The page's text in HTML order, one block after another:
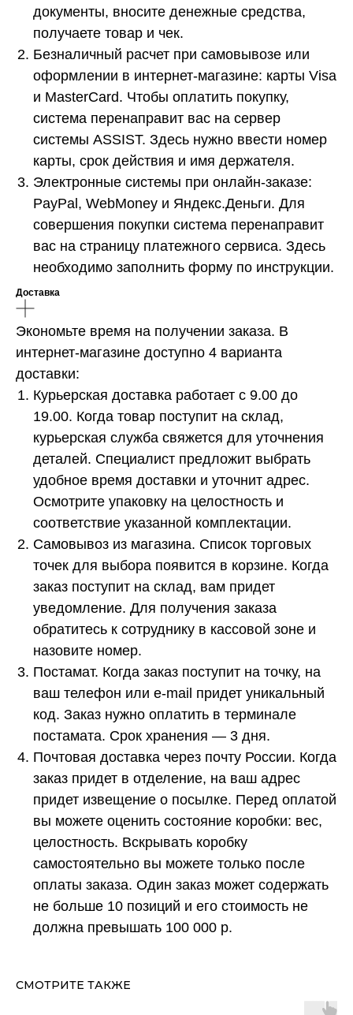
документы, вносите денежные средства,
получаете товар и чек.
Безналичный расчет при самовывозе или
оформлении в интернет-магазине: карты Visa
и MasterCard. Чтобы оплатить покупку,
система перенаправит вас на сервер
системы ASSIST. Здесь нужно ввести номер
карты, срок действия и имя держателя.
Электронные системы при онлайн-заказе:
PayPal, WebMoney и Яндекс.Деньги. Для
совершения покупки система перенаправит
вас на страницу платежного сервиса. Здесь
необходимо заполнить форму по инструкции.
Доставка
Экономьте время на получении заказа. В
интернет-магазине доступно 4 варианта
доставки:
Курьерская доставка работает с 9.00 до
19.00. Когда товар поступит на склад,
курьерская служба свяжется для уточнения
деталей. Специалист предложит выбрать
удобное время доставки и уточнит адрес.
Осмотрите упаковку на целостность и
соответствие указанной комплектации.
Самовывоз из магазина. Список торговых
точек для выбора появится в корзине. Когда
заказ поступит на склад, вам придет
уведомление. Для получения заказа
обратитесь к сотруднику в кассовой зоне и
назовите номер.
Постамат. Когда заказ поступит на точку, на
ваш телефон или e-mail придет уникальный
код. Заказ нужно оплатить в терминале
постамата. Срок хранения — 3 дня.
Почтовая доставка через почту России. Когда
заказ придет в отделение, на ваш адрес
придет извещение о посылке. Перед оплатой
вы можете оценить состояние коробки: вес,
целостность. Вскрывать коробку
самостоятельно вы можете только после
оплаты заказа. Один заказ может содержать
не больше 10 позиций и его стоимость не
должна превышать 100 000 р.
СМОТРИТЕ ТАКЖЕ
О БРЕНДЕ
КАТАЛОГ
ИП Тихонова Алла Владимировна
ОРГНИП 311500308900040
Alla.tikhonova.v@gmail.com
Политика конфиденциальности
Договор публичной оферты